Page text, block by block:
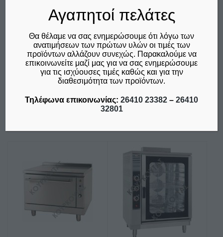
ΥΓΡΑΕΡΙΟΥ FG1LS9
1.855,00
δεν συμπεριλαμβάνεται ο
Φ.Π.Α. 24%
Προσθήκη στο καλάθι
Σύγκριση
ΕΣΤΙΑΤΟΡΙΟΥ
ΥΓΡΑΕΡΙΟΥ FG1S7
€1.090,00
δεν συμπεριλαμβάνεται ο
Φ.Π.Α. 24%
Προσθήκη στο καλάθι
Σύγκριση
Αγαπητοί πελάτες
Θα θέλαμε να σας ενημερώσουμε ότι λόγω των
ανατιμήσεων των πρώτων υλών οι τιμές των
προϊόντων αλλάζουν συνεχώς. Παρακαλούμε να
επικοινωνείτε μαζί μας για να σας ενημερώσουμε
για τις ισχύουσες τιμές καθώς και για την
διαθεσιμότητα των προϊόντων.
Τηλέφωνα επικοινωνίας: 26410 23382 – 26410
32801